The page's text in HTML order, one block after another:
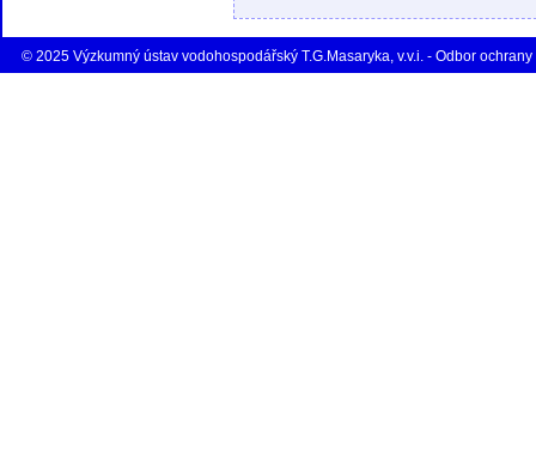
© 2025 Výzkumný ústav vodohospodářský T.G.Masaryka, v.v.i. - Odbor